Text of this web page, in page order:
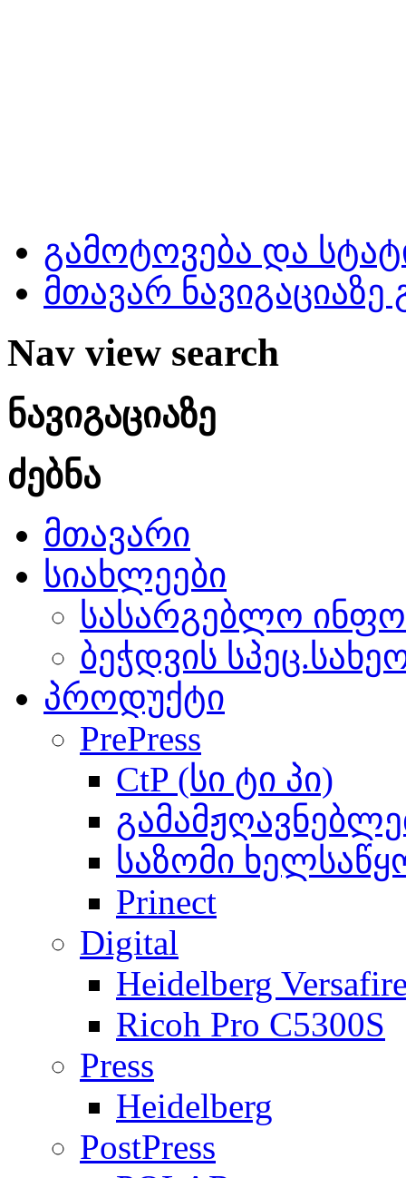
გამოტოვება და
მთავარ
Nav view search
ნავიგაციაზე
ძებნა
მთავარი
სიახლეები
სასარგებლო ინფო
ბეჭდვის
პროდუქტი
PrePress
CtP (სი ტი პი)
საზომი
Prinect
Digital
Heidelberg
Ricoh Pro C5300S
Press
Heidelberg
PostPress